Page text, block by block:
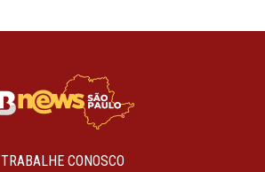
TRABALHE CONOSCO